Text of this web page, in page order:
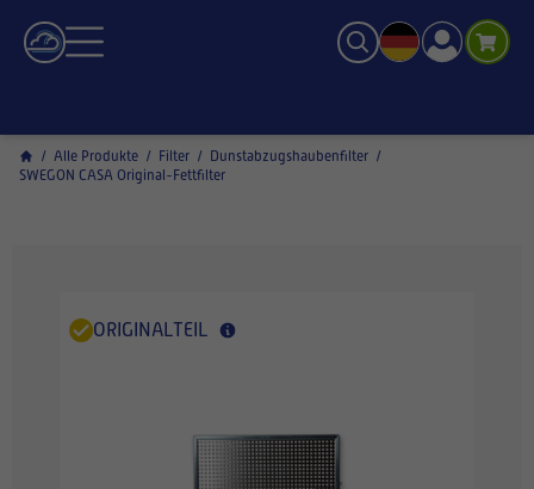
/ Alle Produkte / Filter / Dunstabzugshaubenfilter /
SWEGON CASA Original-Fettfilter
ORIGINALTEIL